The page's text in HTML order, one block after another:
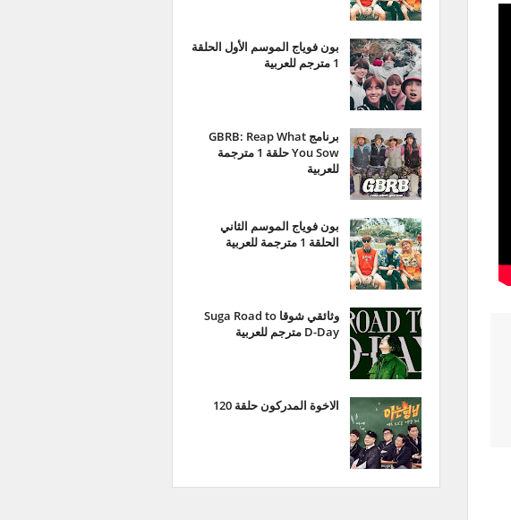
بون فوياج الموسم الأول الحلقة
1 مترجم للعربية
برنامج GBRB: Reap What
You Sow حلقة 1 مترجمة
للعربية
بون فوياج الموسم الثاني
الحلقة 1 مترجمة للعربية
وثائقي شوقا Suga Road to
D-Day مترجم للعربية
الاخوة المدركون حلقة 120